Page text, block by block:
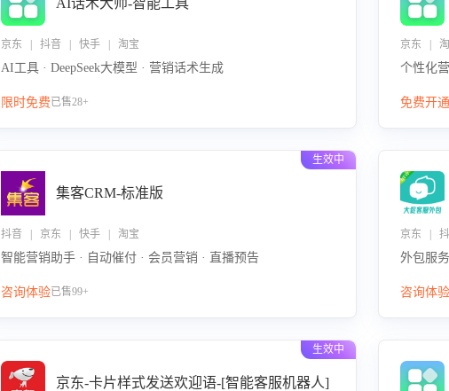
AI话术大师-智能工具
京东 | 抖音 | 快手 | 淘宝
AI工具 · DeepSeek大模型 · 营销话术生成
限时免费已售28+
京东 |
个性化
免费开
生效中
集客CRM-标准版
抖音 | 京东 | 快手 | 淘宝
智能营销助手 · 自动催付 · 会员营销 · 直播预告
咨询体验已售99+
外包服
咨询体验
生效中
京东-卡片样式发送欢迎语-[智能客服机器人]